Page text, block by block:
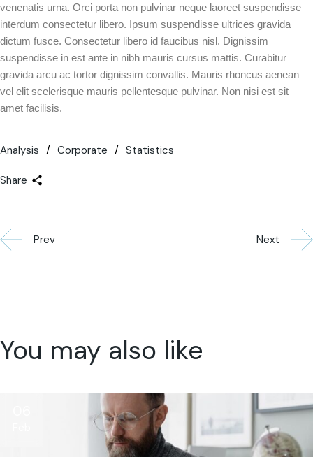
venenatis urna. Orci porta non pulvinar neque laoreet suspendisse
interdum consectetur libero. Ipsum suspendisse ultrices gravida
dictum fusce. Consectetur libero id faucibus nisl. Dignissim
suspendisse in est ante in nibh mauris cursus mattis. Curabitur
gravida arcu ac tortor dignissim convallis. Mauris rhoncus aenean
vel elit scelerisque mauris pellentesque pulvinar. Non nisi est sit
amet facilisis.
Analysis Corporate Statistics
Share
Prev Next
You may also like